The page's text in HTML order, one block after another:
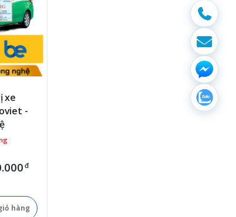
xe
-
đ
hàng